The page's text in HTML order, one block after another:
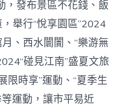
，發布景區不花錢、飯
舉行“悅享園區”2024
、西水闤闠、“樂游無
碰見江南”盛夏文旅
限時享”運動、“夏季生
運動，讓市平易近